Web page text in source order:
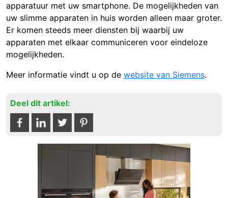
apparatuur met uw smartphone. De mogelijkheden van
uw slimme apparaten in huis worden alleen maar groter.
Er komen steeds meer diensten bij waarbij uw
apparaten met elkaar communiceren voor eindeloze
mogelijkheden.
Meer informatie vindt u op de website van Siemens.
Deel dit artikel: